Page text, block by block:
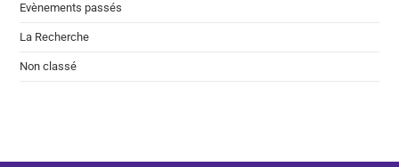
Evènements passés
La Recherche
Non classé